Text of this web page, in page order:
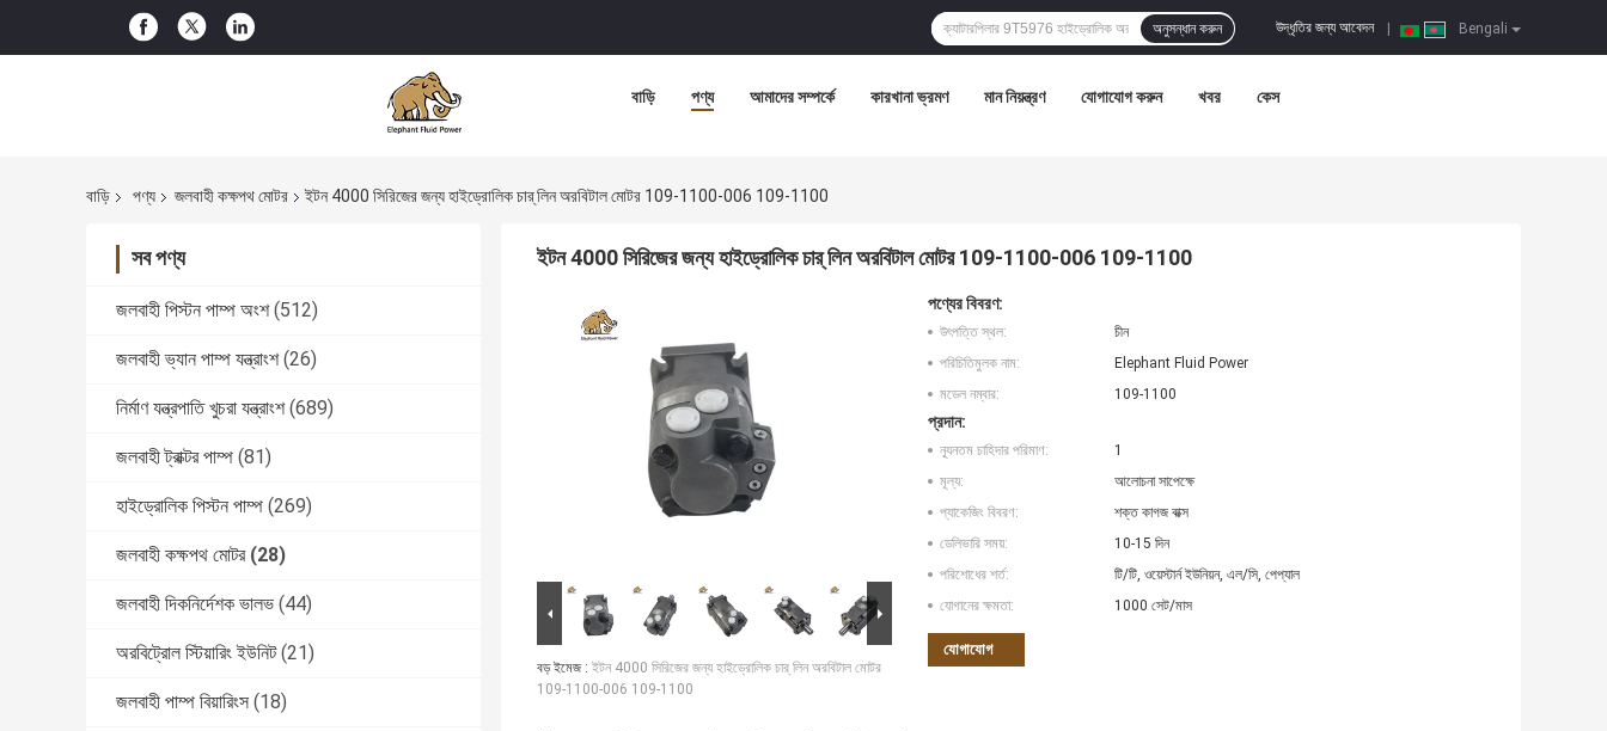
Bengali
উদ্ধৃতির জন্য আবেদন
অনুসন্ধান করুন
বাড়ি পণ্য আমাদের সম্পর্কে কারখানা ভ্রমণ মান নিয়ন্ত্রণ যোগাযোগ করুন খবর কেস
বাড়ি পণ্য জলবাহী কক্ষপথ মোটর ইটন 4000 সিরিজের জন্য হাইড্রোলিক চার্ লিন অরবিটাল মোটর 109-1100-006 109-1100
সব পণ্য
জলবাহী পিস্টন পাম্প অংশ (512)
জলবাহী ভ্যান পাম্প যন্ত্রাংশ (26)
নির্মাণ যন্ত্রপাতি খুচরা যন্ত্রাংশ (689)
জলবাহী ট্রাক্টর পাম্প (81)
হাইড্রোলিক পিস্টন পাম্প (269)
জলবাহী কক্ষপথ মোটর (28)
জলবাহী দিকনির্দেশক ভালভ (44)
অরবিট্রোল স্টিয়ারিং ইউনিট (21)
জলবাহী পাম্প বিয়ারিংস (18)
ইটন 4000 সিরিজের জন্য হাইড্রোলিক চার্ লিন অরবিটাল মোটর 109-1100-006 109-1100
বড় ইমেজ : ইটন 4000 সিরিজের জন্য হাইড্রোলিক চার্ লিন অরবিটাল মোটর
109-1100-006 109-1100
পণ্যের বিবরণ:
উৎপত্তি স্থল:
চীন
পরিচিতিমুলক নাম:
Elephant Fluid Power
মডেল নম্বার:
109-1100
প্রদান:
ন্যূনতম চাহিদার পরিমাণ:
1
মূল্য:
আলোচনা সাপেক্ষে
প্যাকেজিং বিবরণ:
শক্ত কাগজ বাক্স
ডেলিভারি সময়:
10-15 দিন
পরিশোধের শর্ত:
টি/টি, ওয়েস্টার্ন ইউনিয়ন, এল/সি, পেপ্যাল
যোগানের ক্ষমতা:
1000 সেট/মাস
যোগাযোগ